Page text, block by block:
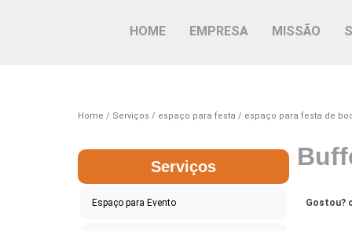
HOME EMPRESA MISSÃO
Home Serviços espaço para festa espaço para festa de
Serviços
Espaço para Evento Gostou?